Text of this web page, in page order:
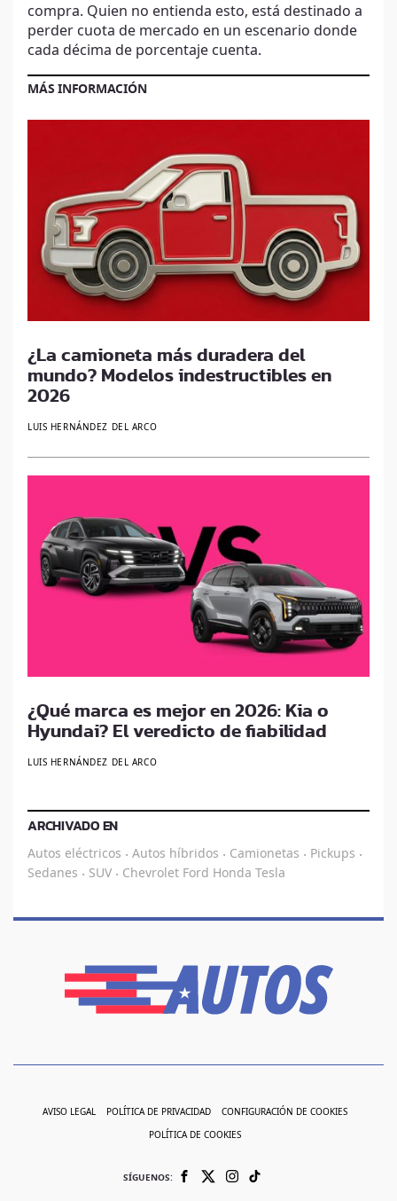
compra. Quien no entienda esto, está destinado a
perder cuota de mercado en un escenario donde
cada décima de porcentaje cuenta.
MÁS INFORMACIÓN
¿La camioneta más duradera del
mundo? Modelos indestructibles en
2026
LUIS HERNÁNDEZ DEL ARCO
¿Qué marca es mejor en 2026: Kia o
Hyundai? El veredicto de fiabilidad
LUIS HERNÁNDEZ DEL ARCO
ARCHIVADO EN
Autos eléctricos · Autos híbridos · Camionetas · Pickups ·
Sedanes · SUV · Chevrolet Ford Honda Tesla
AVISO LEGAL POLÍTICA DE PRIVACIDAD CONFIGURACIÓN DE COOKIES
POLÍTICA DE COOKIES
SÍGUENOS: